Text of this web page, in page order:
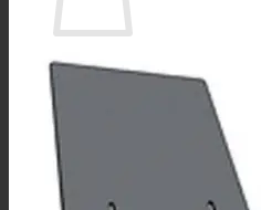
No hay productos en el carrito.
Volver a la tienda